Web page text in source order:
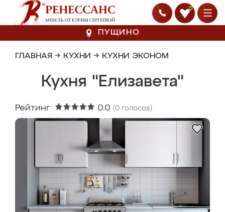
0
ПУЩИНО
ГЛАВНАЯ → КУХНИ → КУХНИ ЭКОНОМ
Кухня "Елизавета"
Рейтинг: 0.0 (0 голосов)